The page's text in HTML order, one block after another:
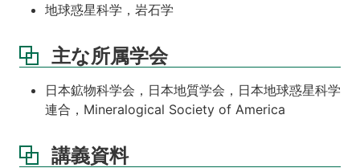
地球惑星科学，岩石学
主な所属学会
日本鉱物科学会，日本地質学会，日本地球惑星科学
連合，Mineralogical Society of America
講義資料